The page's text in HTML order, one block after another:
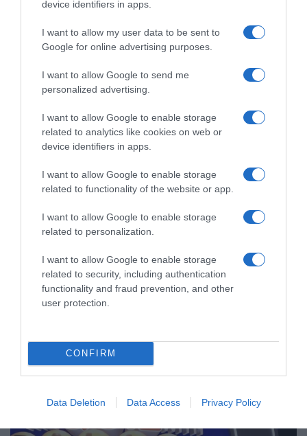
device identifiers in apps.
I want to allow my user data to be sent to
Google for online advertising purposes.
I want to allow Google to send me
personalized advertising.
I want to allow Google to enable storage
related to analytics like cookies on web or
device identifiers in apps.
I want to allow Google to enable storage
related to functionality of the website or app.
I want to allow Google to enable storage
related to personalization.
I want to allow Google to enable storage
related to security, including authentication
functionality and fraud prevention, and other
user protection.
CONFIRM
Data Deletion Data Access Privacy Policy
MEDIA
Μαριάννα Γεωργαντή:
Ενθουσιάστηκε με τον Γιώργο
Το χιουμοριστικό στιγμιότυπο εκτυλίχθηκε στον αέρα της
πρωινής εκπομπής "Ώρα Ελλάδος" του OPEN